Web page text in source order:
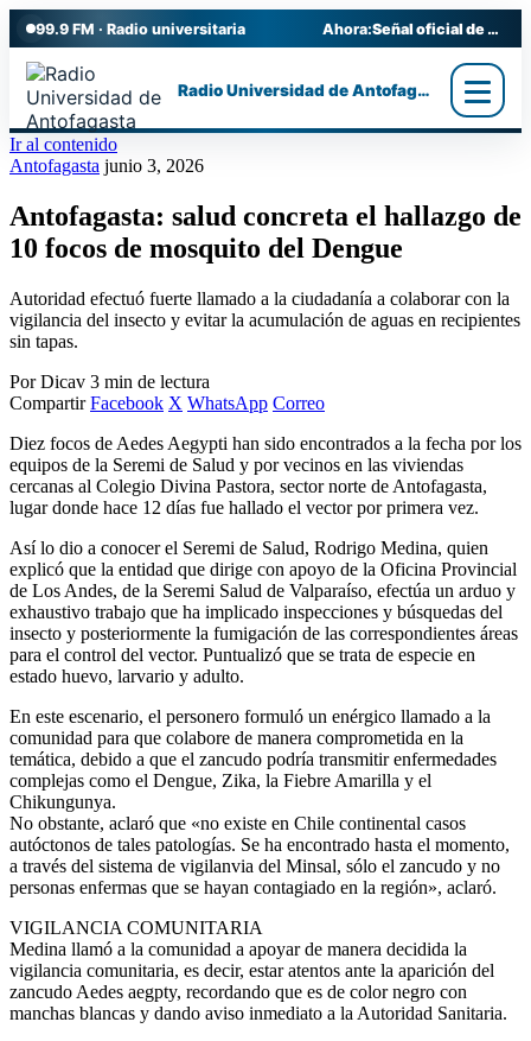
99.9 FM · Radio universitaria Ahora: Señal oficial de Radio UA
Radio Universidad de Antofagasta
Ir al contenido
Antofagasta junio 3, 2026
Antofagasta: salud concreta el hallazgo de
10 focos de mosquito del Dengue
Autoridad efectuó fuerte llamado a la ciudadanía a colaborar con la
vigilancia del insecto y evitar la acumulación de aguas en recipientes
sin tapas.
Por Dicav 3 min de lectura
Compartir Facebook X WhatsApp Correo
Diez focos de Aedes Aegypti han sido encontrados a la fecha por los
equipos de la Seremi de Salud y por vecinos en las viviendas
cercanas al Colegio Divina Pastora, sector norte de Antofagasta,
lugar donde hace 12 días fue hallado el vector por primera vez.
Así lo dio a conocer el Seremi de Salud, Rodrigo Medina, quien
explicó que la entidad que dirige con apoyo de la Oficina Provincial
de Los Andes, de la Seremi Salud de Valparaíso, efectúa un arduo y
exhaustivo trabajo que ha implicado inspecciones y búsquedas del
insecto y posteriormente la fumigación de las correspondientes áreas
para el control del vector. Puntualizó que se trata de especie en
estado huevo, larvario y adulto.
En este escenario, el personero formuló un enérgico llamado a la
comunidad para que colabore de manera comprometida en la
temática, debido a que el zancudo podría transmitir enfermedades
complejas como el Dengue, Zika, la Fiebre Amarilla y el
Chikungunya.
No obstante, aclaró que «no existe en Chile continental casos
autóctonos de tales patologías. Se ha encontrado hasta el momento,
a través del sistema de vigilanvia del Minsal, sólo el zancudo y no
personas enfermas que se hayan contagiado en la región», aclaró.
VIGILANCIA COMUNITARIA
Medina llamó a la comunidad a apoyar de manera decidida la
vigilancia comunitaria, es decir, estar atentos ante la aparición del
zancudo Aedes aegpty, recordando que es de color negro con
manchas blancas y dando aviso inmediato a la Autoridad Sanitaria.